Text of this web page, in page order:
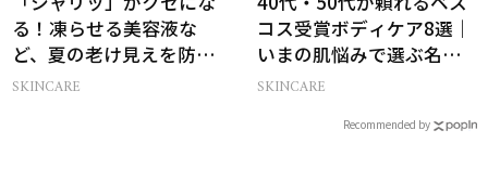
る！凍らせる美容液な
ど、夏の老け見えを防ぐ
冷感コスメ
SKINCARE
コス受賞ボディケア8選｜
いまの肌悩みで選ぶ名品
まとめ
SKINCARE
Recommended by